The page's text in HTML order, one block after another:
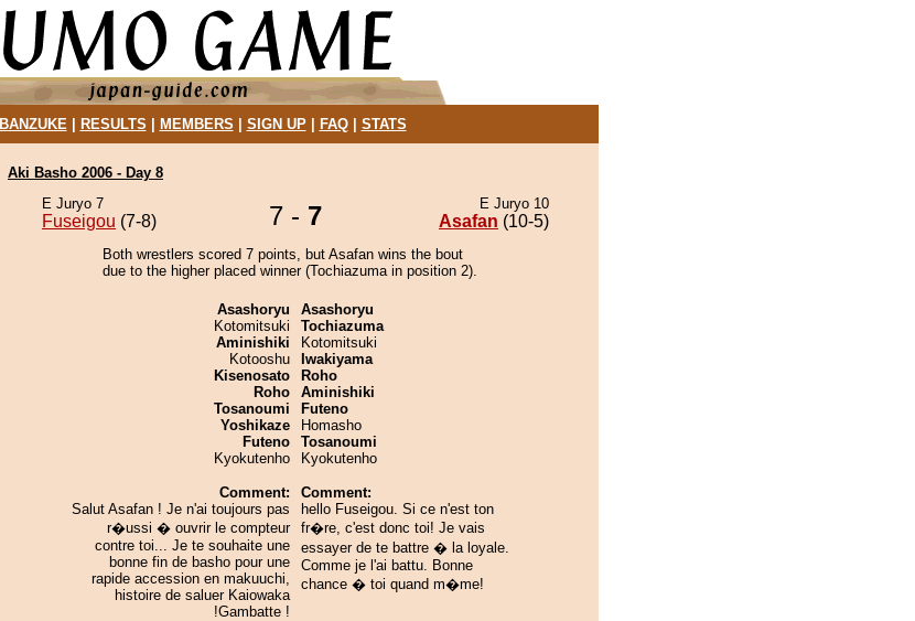
BANZUKE| RESULTS MEMBERS SIGN UP| FAQ| STATS
Aki Basho 2006 - Day 8
E Juryo 7
Fuseigou (7-8) 7 - 7 E Juryo 10
Asafan (10-5)
Both wrestlers scored 7 points, but Asafan wins the bout
due to the higher placed winner (Tochiazuma in position 2).
Asashoryu
Kotomitsuki
Aminishiki
Kotooshu
Kisenosato
Roho
Tosanoumi
Yoshikaze
Futeno
Kyokutenho
Comment:
Salut Asafan ! Je n'ai toujours pas
r�ussi � ouvrir le compteur
contre toi... Je te souhaite une
bonne fin de basho pour une
rapide accession en makuuchi,
histoire de saluer Kaiowaka
!Gambatte !
Asashoryu
Tochiazuma
Kotomitsuki
Iwakiyama
Roho
Aminishiki
Futeno
Homasho
Tosanoumi
Kyokutenho
Comment:
hello Fuseigou. Si ce n'est ton
fr�re, c'est donc toi! Je vais
essayer de te battre � la loyale.
Comme je l'ai battu. Bonne
chance � toi quand m�me!